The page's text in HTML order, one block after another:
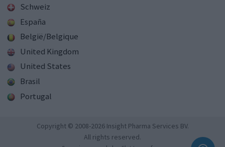
Schweiz
España
België/Belgique
United Kingdom
United States
Brasil
Portugal
Copyright © 2008-2026 Insight Pharma Services BV.
All rights reserved.